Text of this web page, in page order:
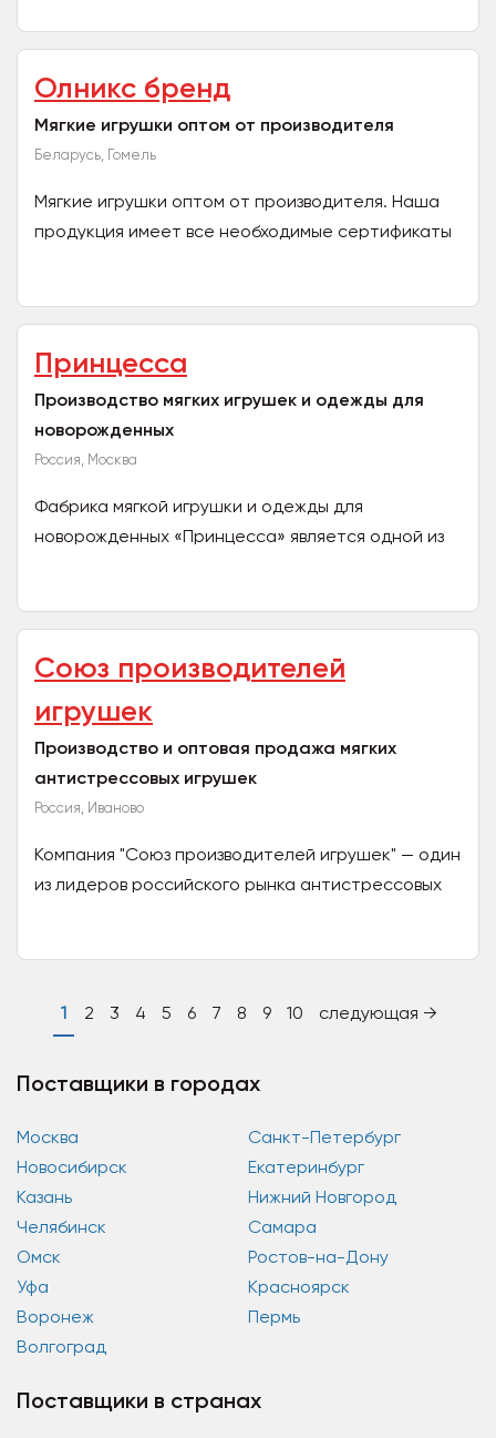
уютную атмосферу...
Олникс бренд
Мягкие игрушки оптом от производителя
Беларусь, Гомель
Мягкие игрушки оптом от производителя. Наша
продукция имеет все необходимые сертификаты
Принцесса
Производство мягких игрушек и одежды для
новорожденных
Россия, Москва
Фабрика мягкой игрушки и одежды для
новорожденных «Принцесса» является одной из
Союз производителей
игрушек
Производство и оптовая продажа мягких
антистрессовых игрушек
Россия, Иваново
Компания "Союз производителей игрушек" — один
из лидеров российского рынка антистрессовых
1 2 3 4 5 6 7 8 9 10 следующая →
Поставщики в городах
Москва
Санкт-Петербург
Новосибирск
Екатеринбург
Казань
Нижний Новгород
Челябинск
Самара
Омск
Ростов-на-Дону
Уфа
Красноярск
Воронеж
Пермь
Волгоград
Поставщики в странах